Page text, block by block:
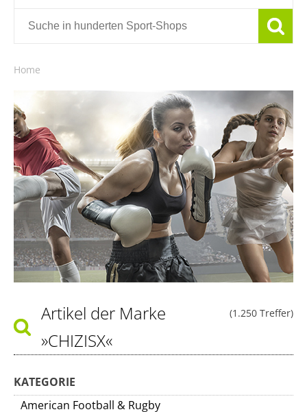
Home
(1.250 Treffer)
Artikel der Marke
»CHIZISX«
KATEGORIE
American Football & Rugby